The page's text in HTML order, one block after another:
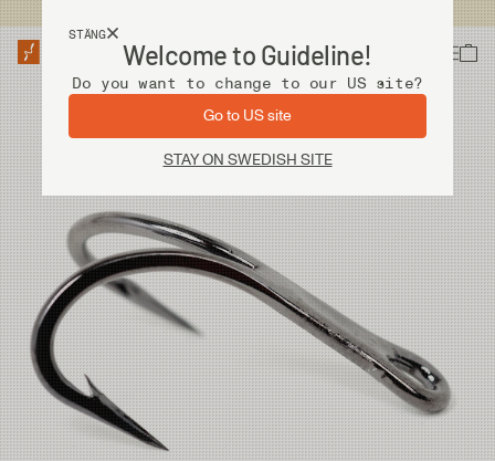
STÄNG
Welcome to Guideline!
Do you want to change to our US site?
Go to US site
STAY ON SWEDISH SITE